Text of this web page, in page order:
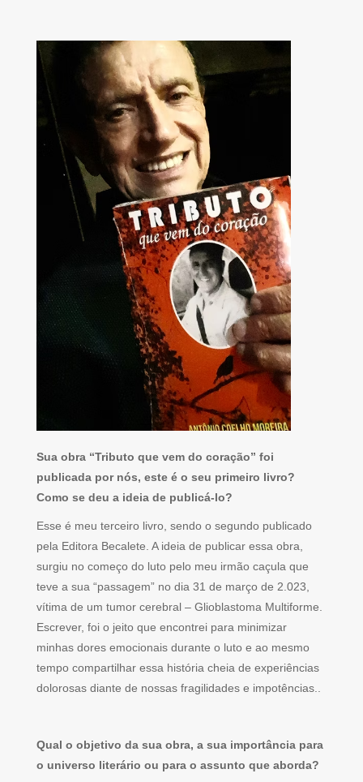
Sua obra “Tributo que vem do coração” foi
publicada por nós, este é o seu primeiro livro?
Como se deu a ideia de publicá-lo?
Esse é meu terceiro livro, sendo o segundo publicado
pela Editora Becalete. A ideia de publicar essa obra,
surgiu no começo do luto pelo meu irmão caçula que
teve a sua “passagem” no dia 31 de março de 2.023,
vítima de um tumor cerebral – Glioblastoma Multiforme.
Escrever, foi o jeito que encontrei para minimizar
minhas dores emocionais durante o luto e ao mesmo
tempo compartilhar essa história cheia de experiências
dolorosas diante de nossas fragilidades e impotências..
Qual o objetivo da sua obra, a sua importância para
o universo literário ou para o assunto que aborda?